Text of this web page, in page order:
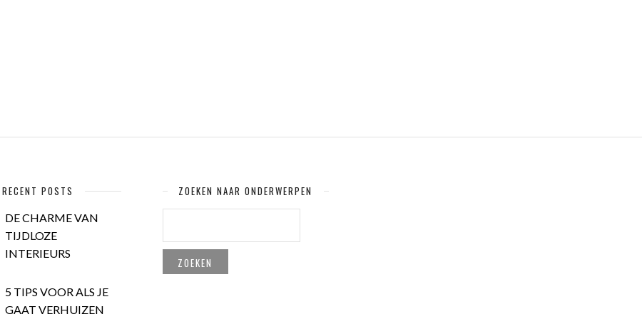
RECENT POSTS
DE CHARME VAN
TIJDLOZE
INTERIEURS
5 TIPS VOOR ALS JE
GAAT VERHUIZEN
ZOEKEN NAAR ONDERWERPEN